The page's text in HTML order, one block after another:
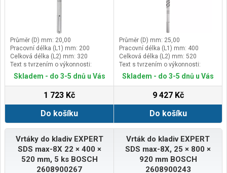
Průměr (D) mm: 20,00
Pracovní délka (L1) mm: 200
Celková délka (L2) mm: 320
Text s tvrzením o výkonnosti:
Vydrží až 3× déle než vrták Bosch
SDS max-4
Skladem - do 3-5 dnů u Vás
1 723 Kč
Do košíku
Průměr (D) mm: 25,00
Pracovní délka (L1) mm: 400
Celková délka (L2) mm: 520
Text s tvrzením o výkonnosti:
Vydrží až 3× déle než vrták Bosch
SDS max-4
Skladem - do 3-5 dnů u Vás
9 427 Kč
Do košíku
Vrtáky do kladiv EXPERT
SDS max-8X 22 × 400 ×
520 mm, 5 ks BOSCH
2608900267
Vrták do kladiv EXPERT
SDS max-8X, 25 × 800 ×
920 mm BOSCH
2608900243